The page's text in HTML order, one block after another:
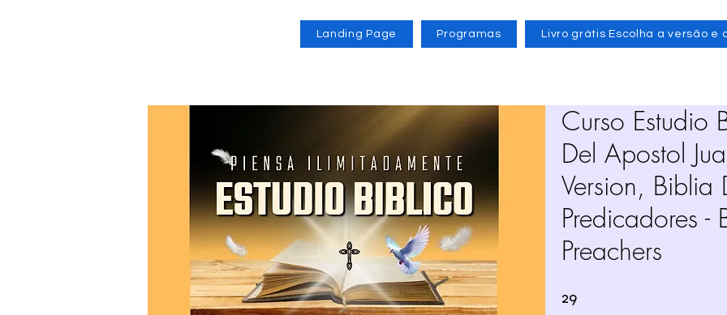
Landing Page Programas Livro grátis Escolha a versão e
Curso Estudio
Del Apostol
Version, Biblia
Predicadores -
Preachers
29